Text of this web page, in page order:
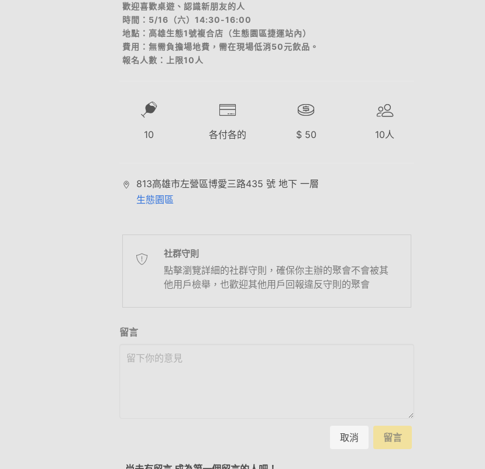
歡迎喜歡桌遊、認識新朋友的人
時間：5/16（六）14:30-16:00
地點：高雄生態1號複合店（生態園區捷運站內）
費用：無需負擔場地費，需在現場低消50元飲品。
報名人數：上限10人
10 各付各的 $ 50 10人
813高雄市左營區博愛三路435 號 地下 一層
生態園區
社群守則
點擊瀏覽詳細的社群守則，確保你主辦的聚會不會被其
他用戶檢舉，也歡迎其他用戶回報違反守則的聚會
留言
取消 留言